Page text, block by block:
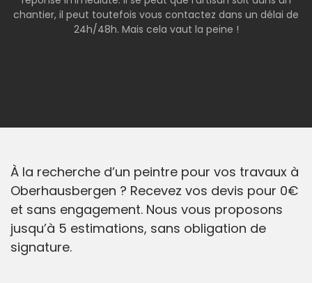
chantier, il peut toutefois vous contactez dans un délai de
24h/48h. Mais cela vaut la peine !
À la recherche d’un peintre pour vos travaux à
Oberhausbergen ? Recevez vos devis pour 0€
et sans engagement. Nous vous proposons
jusqu’à 5 estimations, sans obligation de
signature.